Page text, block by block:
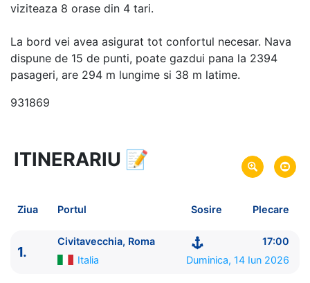
viziteaza 8 orase din 4 tari.
La bord vei avea asigurat tot confortul necesar. Nava
dispune de 15 de punti, poate gazdui pana la 2394
pasageri, are 294 m lungime si 38 m latime.
931869
8 zile vacanta de croaziera in
Marea Mediterana de Est -
Plecare pe 14 Iun 2026
din Civitavecchia, Roma,
Sosire pe 21 Iun 2026 in Ravenna, Italia
ITINERARIU 📝
Ziua Portul Sosire Plecare
1.
Civitavecchia, Roma
17:00
Italia
Duminica, 14 Iun 2026